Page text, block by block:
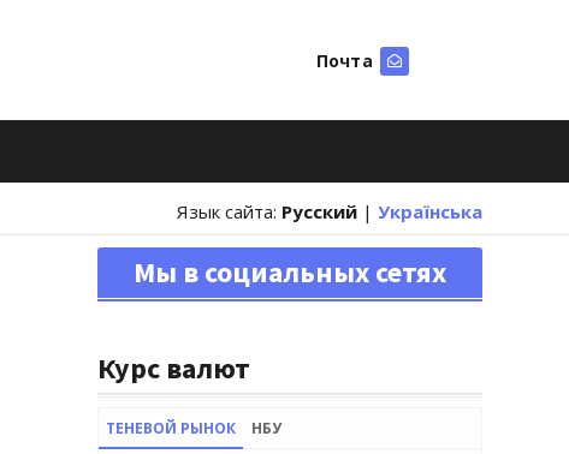
Почта
Язык сайта: Русский | Українська
Мы в социальных сетях
Курс валют
ТЕНЕВОЙ РЫНОК НБУ